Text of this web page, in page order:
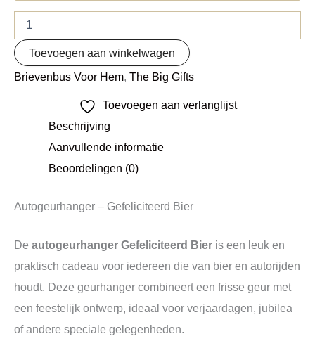
Toevoegen aan winkelwagen
Brievenbus Voor Hem The Big Gifts
Toevoegen aan verlanglijst
Beschrijving
Aanvullende informatie
Beoordelingen (0)
Autogeurhanger – Gefeliciteerd Bier
De autogeurhanger Gefeliciteerd Bier is een leuk en
praktisch cadeau voor iedereen die van bier en autorijden
houdt. Deze geurhanger combineert een frisse geur met
een feestelijk ontwerp, ideaal voor verjaardagen, jubilea
of andere speciale gelegenheden.